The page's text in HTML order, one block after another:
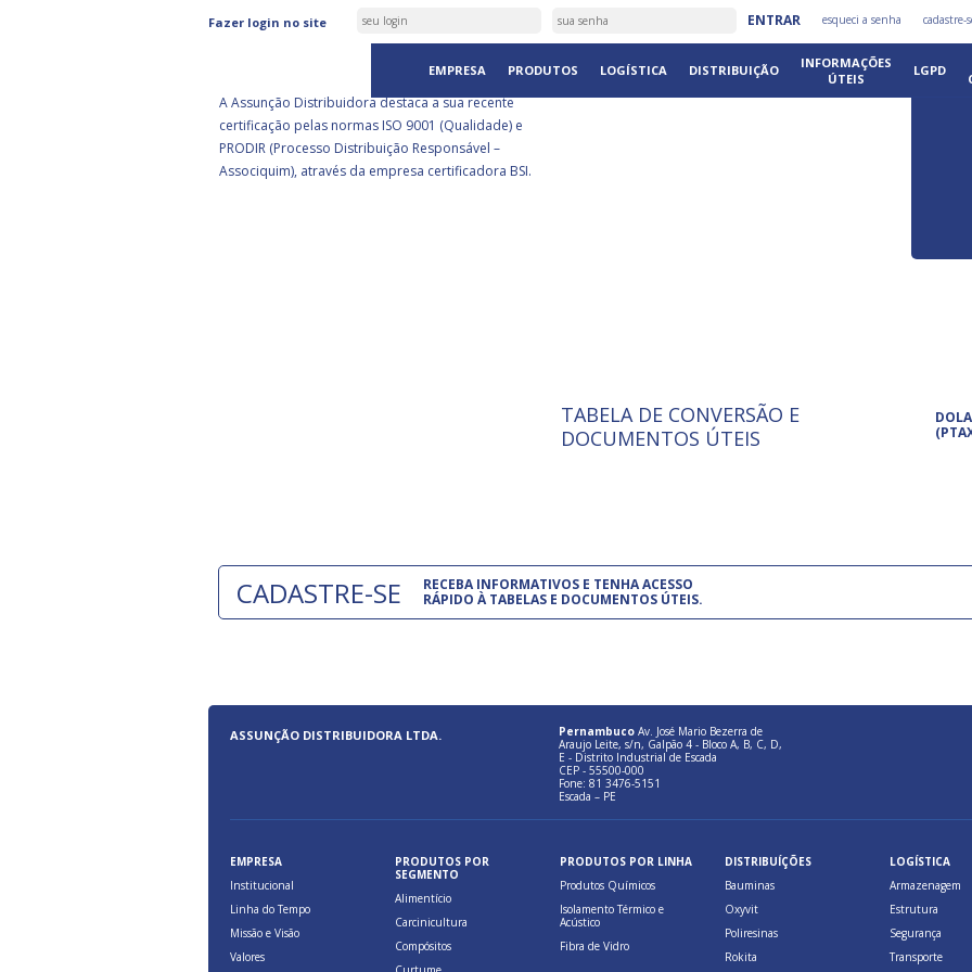
Fazer login no site ENTRAR esqueci a senha cadastre-
EMPRESA PRODUTOS LOGÍSTICA DISTRIBUIÇÃO
INFORMAÇÕES
ÚTEIS
LGPD
ASSUNÇÃO DISTRIBUIDORA É
CERTIFICADA PELA BSI
A Assunção Distribuidora destaca a sua recente
certificação pelas normas ISO 9001 (Qualidade) e
PRODIR (Processo Distribuição Responsável –
Associquim), através da empresa certificadora BSI.
ISO 9001: 2015
A International Organization for
Standardization é um conjunto de
TABELA DE CONVERSÃO E
DOCUMENTOS ÚTEIS
CADASTRE-SE
RECEBA INFORMATIVOS E TENHA ACESSO
RÁPIDO À TABELAS E DOCUMENTOS ÚTEIS.
ASSUNÇÃO DISTRIBUIDORA LTDA. Pernambuco Av. José Mario Bezerra de
Araujo Leite, s/n, Galpão 4 - Bloco A, B, C, D,
E - Distrito Industrial de Escada
CEP - 55500-000
Fone: 81 3476-5151
Escada – PE
EMPRESA
Institucional
Linha do Tempo
Missão e Visão
Valores
PRODUTOS POR
SEGMENTO
Alimentício
Carcinicultura
Compósitos
PRODUTOS POR LINHA
Produtos Químicos
Isolamento Térmico e
Acústico
Fibra de Vidro
DISTRIBUÍÇÕES
Bauminas
Oxyvit
Poliresinas
Rokita
LOGÍSTICA
Armazenagem
Estrutura
Segurança
Transporte